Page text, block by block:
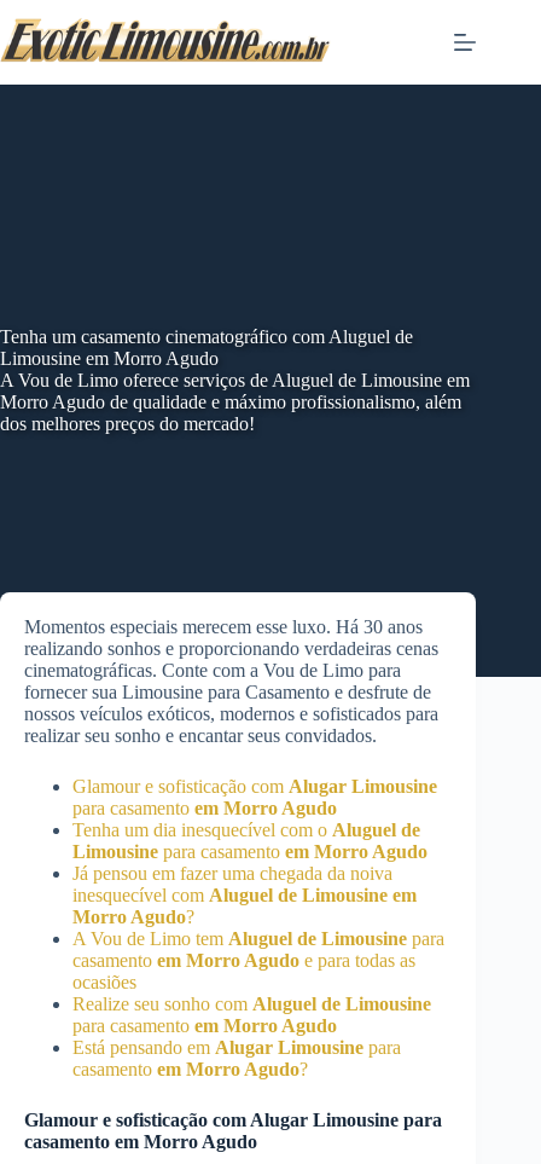
to
content
Tenha um casamento cinematográfico com Aluguel de
Limousine em Morro Agudo
A Vou de Limo oferece serviços de Aluguel de Limousine em
Morro Agudo de qualidade e máximo profissionalismo, além
dos melhores preços do mercado!
Momentos especiais merecem esse luxo. Há 30 anos
realizando sonhos e proporcionando verdadeiras cenas
cinematográficas. Conte com a Vou de Limo para
fornecer sua Limousine para Casamento e desfrute de
nossos veículos exóticos, modernos e sofisticados para
realizar seu sonho e encantar seus convidados.
Glamour e sofisticação com Alugar Limousine
para casamento em Morro Agudo
Tenha um dia inesquecível com o Aluguel de
Limousine para casamento em Morro Agudo
Já pensou em fazer uma chegada da noiva
inesquecível com Aluguel de Limousine em
Morro Agudo?
A Vou de Limo tem Aluguel de Limousine para
casamento em Morro Agudo e para todas as
ocasiões
Realize seu sonho com Aluguel de Limousine
para casamento em Morro Agudo
Está pensando em Alugar Limousine para
casamento em Morro Agudo?
Glamour e sofisticação com Alugar Limousine para
casamento em Morro Agudo